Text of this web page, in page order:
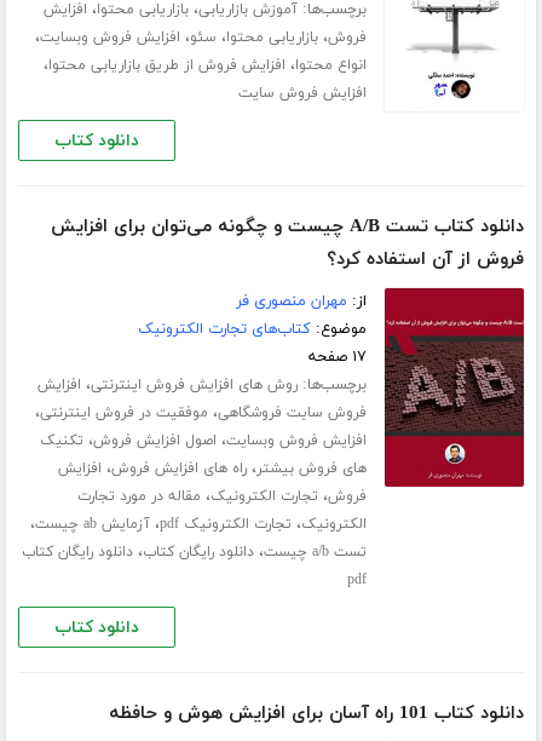
برچسب‌ها:آموزش بازاریابی،بازاریابی محتوا، افزایش
فروش،بازاریابی محتوا، سئو، افزایش فروش وبسایت،
انواع محتوا، افزایش فروش از طریق بازاریابی محتوا،
افزایش فروش سایت
دانلود کتاب
دانلود کتاب تست A/B چیست و چگونه می‌توان برای افزایش
فروش از آن استفاده کرد؟
از: مهران منصوری فر
موضوع:کتاب‌های تجارت الکترونیک
۱۷ صفحه
برچسب‌ها:روش های افزایش فروش اینترنتی، افزایش
فروش سایت فروشگاهی، موفقیت در فروش اینترنتی،
افزایش فروش وبسایت، اصول افزایش فروش، تکنیک
های فروش بیشتر،راه های افزایش فروش، افزایش
فروش، تجارت الکترونیک، مقاله در مورد تجارت
الکترونیک، تجارت الکترونیک pdf ،آزمایش ab چیست ،
تست a/b چیست ،دانلود رایگان کتاب،دانلود رایگان کتاب
pdf
دانلود کتاب
دانلود کتاب 101 راه آسان برای افزایش هوش و حافظه